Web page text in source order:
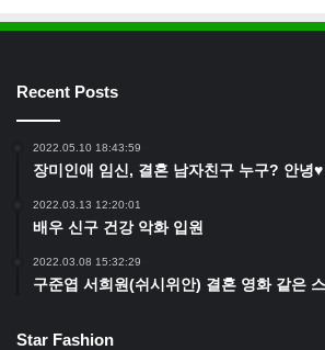
Recent Posts
2022.05.10 18:43:59
장미인애 임신, 결혼 남자친구 누구? 안녕
2022.03.13 12:20:01
배우 신구 건강 악화 입원
2022.03.08 15:32:29
구준엽 서희원(쉬시위안) 결혼 영화 같은
Star Fashion